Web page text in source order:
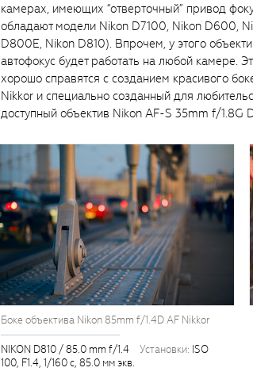
камерах, имеющих “отверточный” привод
обладают модели Nikon D7100, Nikon D600,
D800E, Nikon D810). Впрочем, у этого
автофокус будет работать на любой камере.
хорошо справятся с созданием красивого
Nikkor и специально созданный для
доступный объектив Nikon AF-S 35mm f/1.8G
Боке объектива Nikon 85mm f/1.4D AF Nikkor
NIKON D810 / 85.0 mm f/1.4 установки: ISO
100, F1.4, 1/160 с, 85.0 мм экв.